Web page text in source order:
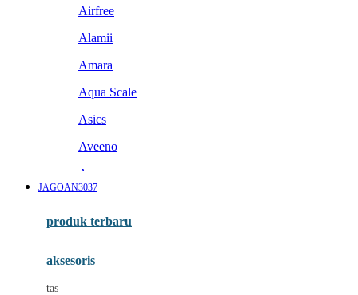
Airfree
Alamii
Amara
Aqua Scale
Asics
Aveeno
Awan
Baabaasheepz
JAGOAN3037
produk terbaru
aksesoris
tas